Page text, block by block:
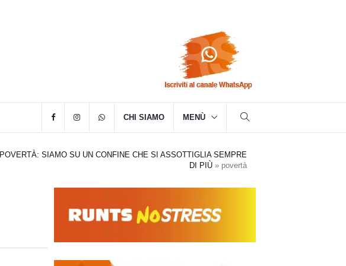
CHI SIAMO MENÙ
POVERTÀ: SIAMO SU UN CONFINE CHE SI ASSOTTIGLIA SEMPRE
DI PIÙ » povertà